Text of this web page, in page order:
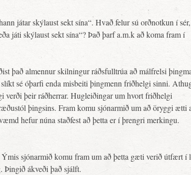
játar skýlaust sekt sína“. Hvað felur sú orðnotkun í
játi skýlaust sekt sína“? Það þarf a.m.k að koma fram í
það almennur skilningur ráðsfulltrúa að málfrelsi
sé óþarfi enda misbeiti þingmenn friðhelgi sinni.
verði þeir ráðherrar. Hugleiðingar um hvort friðhelgi
þingsins. Fram komu sjónarmið um að öryggi ætti
hefur núna staðfest að þetta er í þrengri merkingu.
sjónarmið komu fram um að þetta gæti verið útfært í
Þingið ákveði það sjálft.